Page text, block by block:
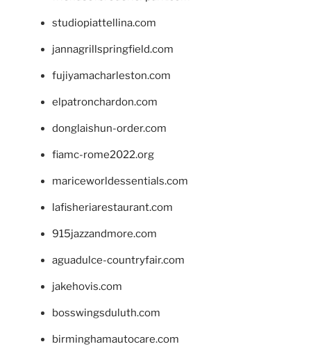
studiopiattellina.com
jannagrillspringfield.com
fujiyamacharleston.com
elpatronchardon.com
donglaishun-order.com
fiamc-rome2022.org
mariceworldessentials.com
lafisheriarestaurant.com
915jazzandmore.com
aguadulce-countryfair.com
jakehovis.com
bosswingsduluth.com
birminghamautocare.com